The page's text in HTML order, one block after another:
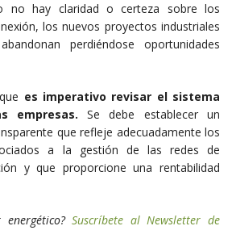
no hay claridad o certeza sobre los
los nuevos proyectos industriales
perdiéndose oportunidades
es imperativo revisar el sistema
empresas. Se debe establecer un
que refleje adecuadamente los
a la gestión de las redes de
y que proporcione una rentabilidad
energético?Suscríbete al Newsletter de